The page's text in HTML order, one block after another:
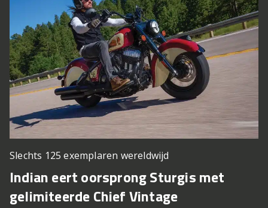
Slechts 125 exemplaren wereldwijd
Indian eert oorsprong Sturgis met
gelimiteerde Chief Vintage